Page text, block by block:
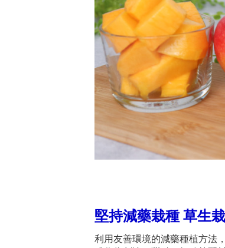
堅持減藥栽種 草生
利用友善環境的減藥種植方法